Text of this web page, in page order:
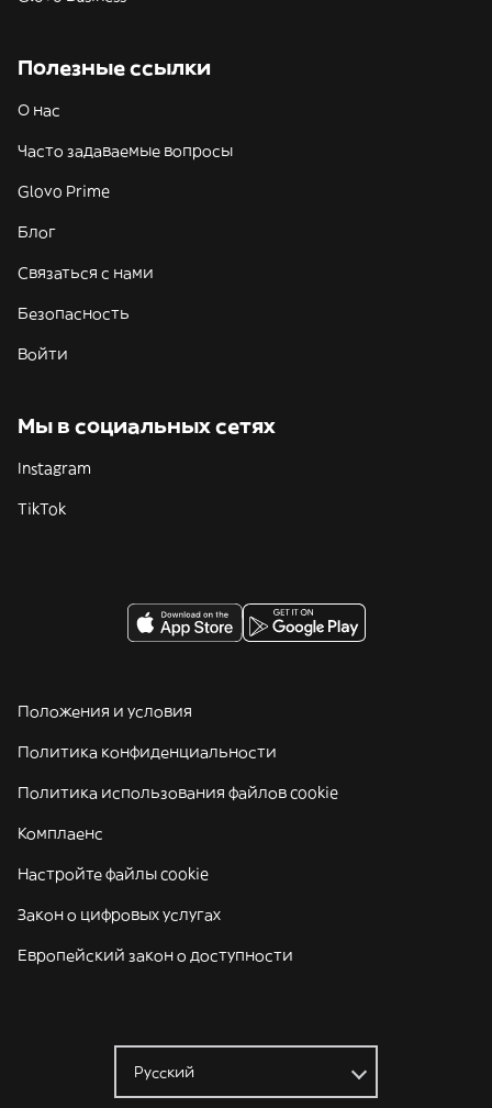
Полезные ссылки
О нас
Часто задаваемые вопросы
Glovo Prime
Блог
Связаться с нами
Безопасность
Войти
Мы в социальных сетях
Instagram
TikTok
Положения и условия
Политика конфиденциальности
Политика использования файлов cookie
Комплаенс
Настройте файлы cookie
Закон о цифровых услугах
Европейский закон о доступности